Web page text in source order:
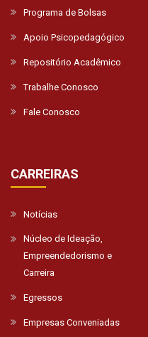
Programa de Bolsas
Apoio Psicopedagógico
Repositório Acadêmico
Trabalhe Conosco
Fale Conosco
CARREIRAS
Notícias
Núcleo de Ideação,
Empreendedorismo e
Carreira
Egressos
Empresas Conveniadas